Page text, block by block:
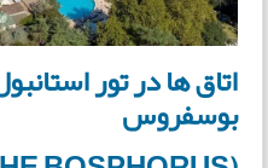
اتاق ها در تور
بوسفروس